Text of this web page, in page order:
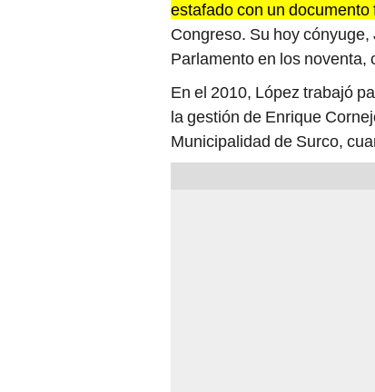
estafado con un documento
Congreso. Su hoy
Parlamento en los noventa,
En el 2010, López trabajó
la gestión de Enrique
Municipalidad de Surco,